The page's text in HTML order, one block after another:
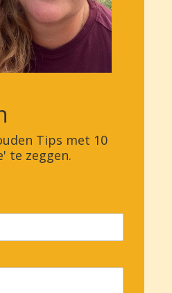
Tips met 10
te zeggen.